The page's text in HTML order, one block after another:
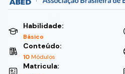
Habilidade:
Básico
Conteúdo:
10Módulos
Matricula: